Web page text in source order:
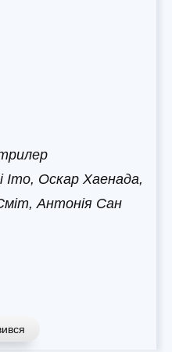
Іто, Оскар Хаенада,
Антонія Сан